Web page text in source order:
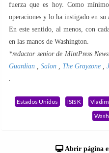
fuerza que es hoy. Como
operaciones y lo ha instigado en su
En este sentido, al menos, con
en las manos de Washington.
*redactor senior de MintPress
Guardian
Salon The Grayzone
Estados Unidos ISIS K
Abrir página